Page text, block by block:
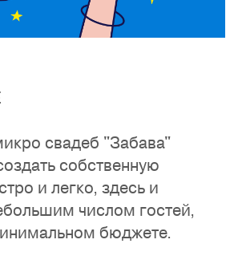
свадеб "Забава"
собственную
и легко, здесь и
числом гостей,
бюджете.